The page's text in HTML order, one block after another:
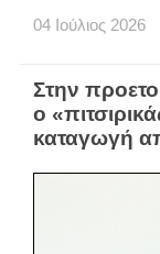
04 Ιούλιος 2026
Στην
ο
καταγωγή